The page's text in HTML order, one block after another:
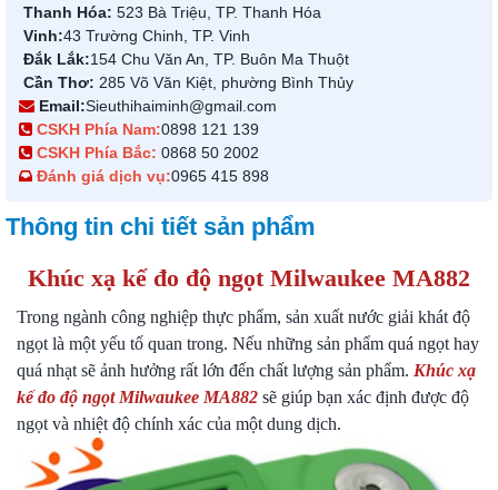
Thanh Hóa: 523 Bà Triệu, TP. Thanh Hóa
Vinh:43 Trường Chinh, TP. Vinh
Đắk Lắk:154 Chu Văn An, TP. Buôn Ma Thuột
Cần Thơ: 285 Võ Văn Kiệt, phường Bình Thủy
Email:Sieuthihaiminh@gmail.com
CSKH Phía Nam:0898 121 139
CSKH Phía Bắc: 0868 50 2002
Đánh giá dịch vụ:0965 415 898
Thông tin chi tiết sản phẩm
Khúc xạ kế đo độ ngọt Milwaukee MA882
Trong ngành công nghiệp thực phẩm, sản xuất nước giải khát độ
ngọt là một yếu tố quan trong. Nếu những sản phẩm quá ngọt hay
quá nhạt sẽ ảnh hưởng rất lớn đến chất lượng sản phẩm. Khúc xạ
kế đo độ ngọt Milwaukee MA882 sẽ giúp bạn xác định được độ
ngọt và nhiệt độ chính xác của một dung dịch.